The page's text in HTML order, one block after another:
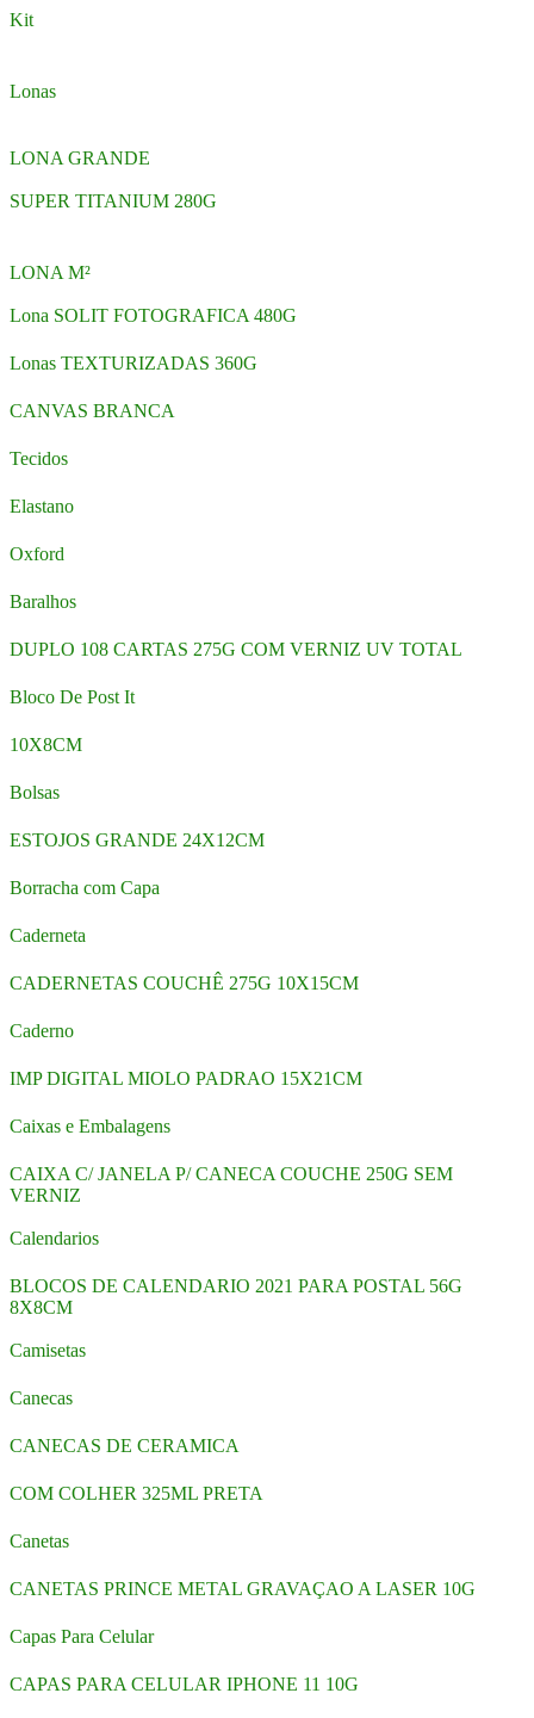
Kit
Lonas
LONA GRANDE
SUPER TITANIUM 280G
LONA M²
Lona SOLIT FOTOGRAFICA 480G
Lonas TEXTURIZADAS 360G
CANVAS BRANCA
Tecidos
Elastano
Oxford
Baralhos
DUPLO 108 CARTAS 275G COM VERNIZ UV TOTAL
Bloco De Post It
10X8CM
Bolsas
ESTOJOS GRANDE 24X12CM
Borracha com Capa
Caderneta
CADERNETAS COUCHÊ 275G 10X15CM
Caderno
IMP DIGITAL MIOLO PADRAO 15X21CM
Caixas e Embalagens
CAIXA C/ JANELA P/ CANECA COUCHE 250G SEM
VERNIZ
Calendarios
BLOCOS DE CALENDARIO 2021 PARA POSTAL 56G
8X8CM
Camisetas
Canecas
CANECAS DE CERAMICA
COM COLHER 325ML PRETA
Canetas
CANETAS PRINCE METAL GRAVAÇAO A LASER 10G
Capas Para Celular
CAPAS PARA CELULAR IPHONE 11 10G